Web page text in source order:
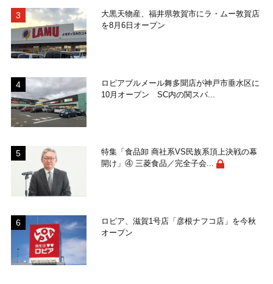
大黒天物産、福井県敦賀市にラ・ムー敦賀店
を8月6日オープン
ロピアブルメール舞多聞店が神戸市垂水区に
10月オープン SC内の関スパ...
特集「食品卸 商社系VS民族系頂上決戦の幕
開け」④ 三菱食品／完全子会...
ロピア、滋賀1号店「彦根ナフコ店」を今秋
オープン